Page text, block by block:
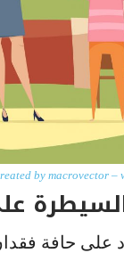
by macrovector –
على حافة